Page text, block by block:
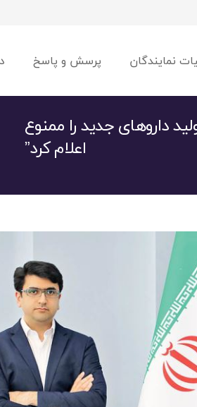
نمایندگان پرسش و پاسخ
داروهای جدید را ممنوع
اعلام کرد”